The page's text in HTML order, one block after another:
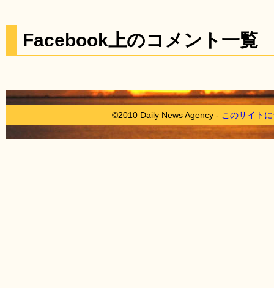
Facebook上のコメント一覧
©2010 Daily News Agency - このサイト